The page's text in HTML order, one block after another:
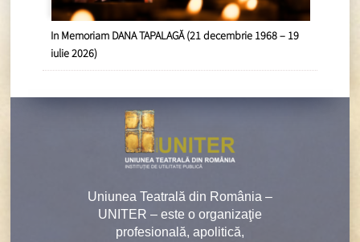
In Memoriam DANA TAPALAGĂ (21 decembrie 1968 – 19
iulie 2026)
Uniunea Teatrală din România –
UNITER – este o organizaţie
profesională, apolitică,